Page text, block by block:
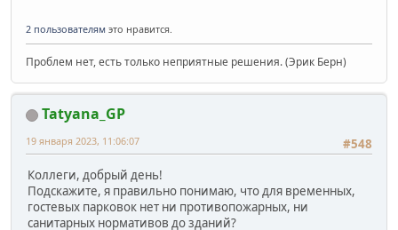
2 пользователям это нравится.
Проблем нет, есть только неприятные решения. (Эрик Берн)
Tatyana_GP
#548
19 января 2023, 11:06:07
Коллеги, добрый день!
Подскажите, я правильно понимаю, что для временных,
гостевых парковок нет ни противопожарных, ни
санитарных нормативов до зданий?